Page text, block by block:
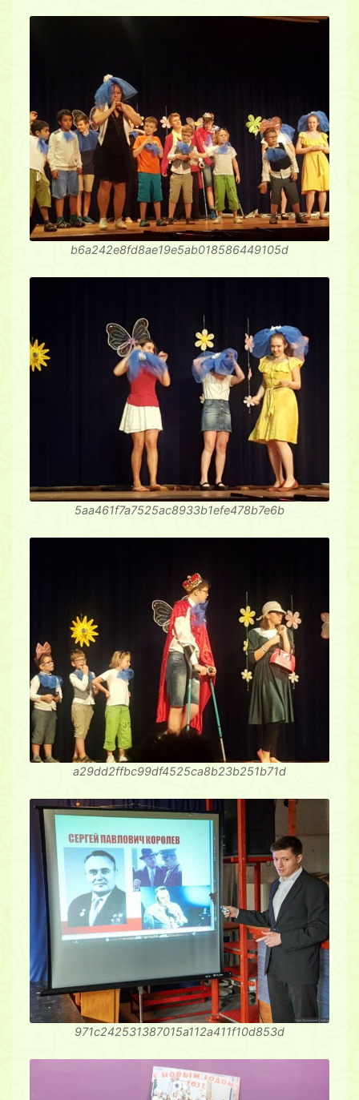
b6a242e8fd8ae19e5ab018586449105d
5aa461f7a7525ac8933b1efe478b7e6b
a29dd2ffbc99df4525ca8b23b251b71d
971c242531387015a112a411f10d853d